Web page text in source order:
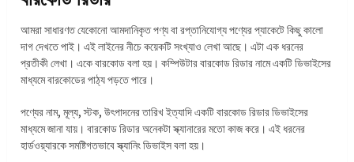
আমরা সাধারণত যেকোনো আমদানিকৃত পণ্য বা রপ্তানিযোগ্য পণ্যের প্যাকেটে কিছু কালো
দাগ দেখতে পাই। এই লাইনের নীচে কয়েকটি সংখ্যাও লেখা আছে। এটা এক ধরনের
প্রতীকী লেখা। একে বারকোড বলা হয়। কম্পিউটার বারকোড রিডার নামে একটি ডিভাইসের
মাধ্যমে বারকোডের পাঠ্য পড়তে পারে।
পণ্যের নাম, মূল্য, স্টক, উৎপাদনের তারিখ ইত্যাদি একটি বারকোড রিডার ডিভাইসের
মাধ্যমে জানা যায়। বারকোড রিডার অনেকটা স্ক্যানারের মতো কাজ করে। এই ধরনের
হার্ডওয়্যারকে সমষ্টিগতভাবে স্ক্যানিং ডিভাইস বলা হয়।